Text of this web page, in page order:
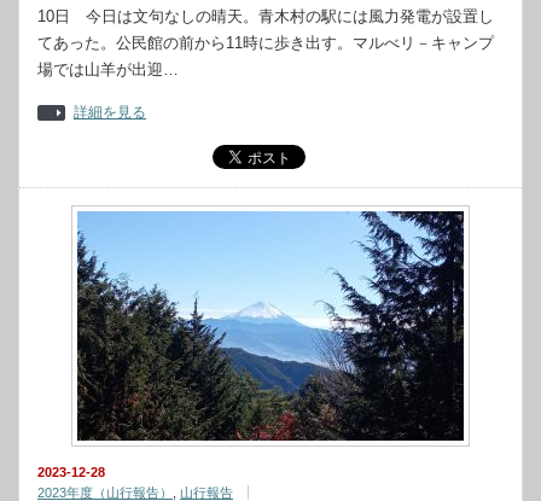
10日 今日は文句なしの晴天。青木村の駅には風力発電が設置し
てあった。公民館の前から11時に歩き出す。マルべリ－キャンプ
場では山羊が出迎…
詳細を見る
2023-12-28
2023年度（山行報告）
山行報告